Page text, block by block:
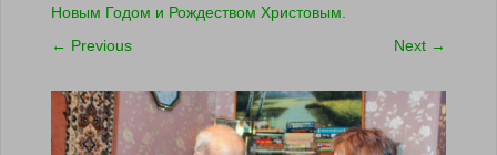
Новым Годом и Рождеством Христовым.
← Previous Next →